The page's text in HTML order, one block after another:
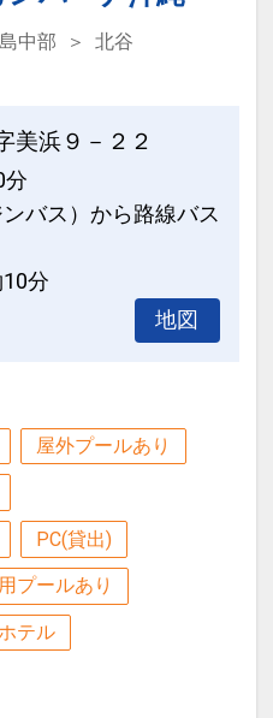
利な港が近く、
みえばし）駅」
モノレール「美栄
りほど近く
ラジウム温泉」完
え性などの効能あ
しい♪
1日～2026年11月
番号：DP-1-
・ベッドメイク
ニティ交換のみの
す。
ら朝食をご用意！
プランですが「ご
意」いたします。
、朝ごはん！
イルに合った温か
日1～2品ご用意し
な泊港まで徒歩約
中部
北谷
美浜９－２２
分
バス）から路線バス
分
地図
屋外プールあり
PC(貸出)
プールあり
テル